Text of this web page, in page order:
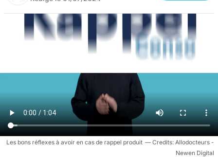
Les bons réflexes à avoir en cas de rappel produit
Allodocteurs -
Newen Digital